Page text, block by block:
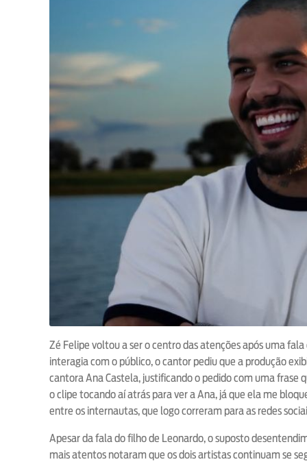
Zé Felipe voltou a ser o centro das atenções após uma
interagia com o público, o cantor pediu que a produção
cantora Ana Castela, justificando o pedido com uma
o clipe tocando aí atrás para ver a Ana, já que ela me
entre os internautas, que logo correram para as redes
Apesar da fala do filho de Leonardo, o suposto
mais atentos notaram que os dois artistas continuam se